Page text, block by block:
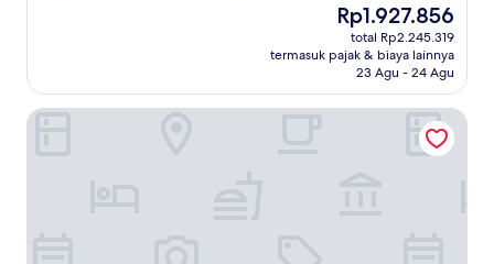
Harga
sekarang
Rp1.927.856
Rp1.927.856
total Rp2.245.319
termasuk pajak & biaya lainnya
23 Agu - 24 Agu
Alter Ego B&B